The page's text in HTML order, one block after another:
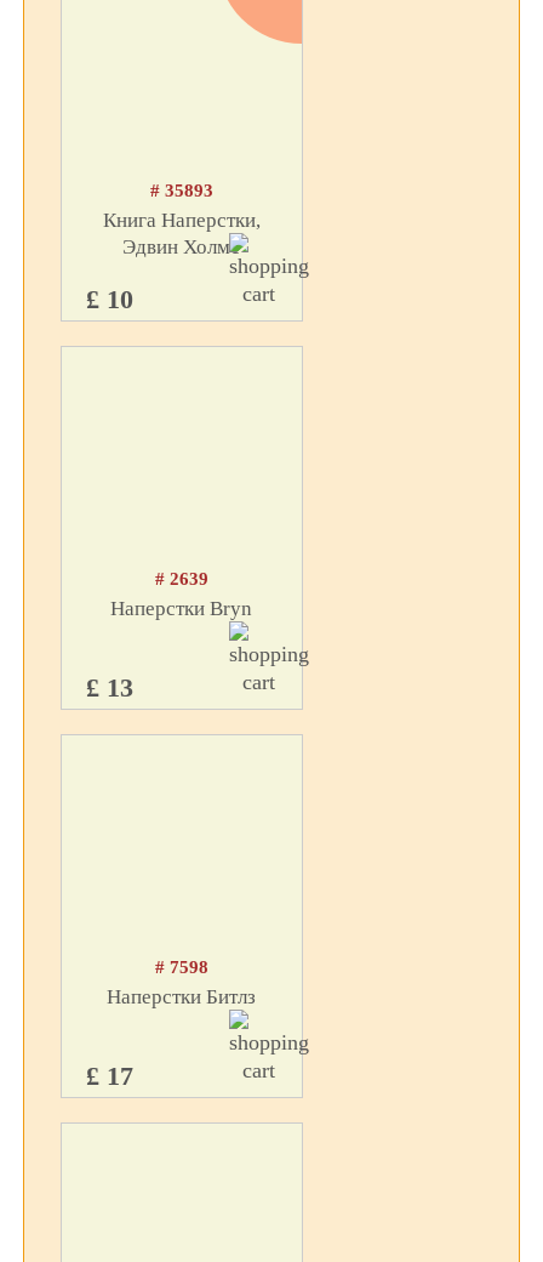
# 35893
Книга Наперстки,
Эдвин Холмс
£ 10
# 2639
Наперстки Bryn
£ 13
# 7598
Наперстки Битлз
£ 17